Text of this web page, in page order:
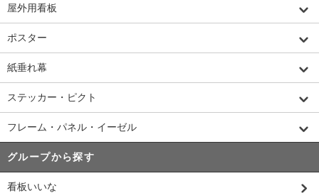
屋外用看板
ポスター
紙垂れ幕
ステッカー・ピクト
フレーム・パネル・イーゼル
グループから探す
看板いいな